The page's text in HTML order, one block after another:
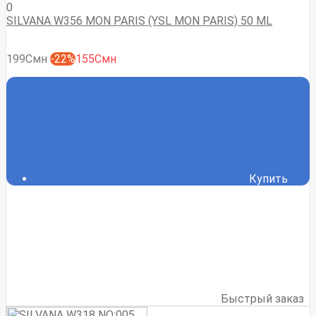
0
SILVANA W356 MON PARIS (YSL MON PARIS) 50 ML
199Смн -22%155Смн
Купить
Быстрый заказ